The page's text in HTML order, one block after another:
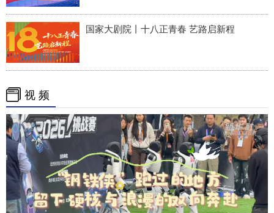
国家大剧院丨十八正青春 艺路启新程
视 频